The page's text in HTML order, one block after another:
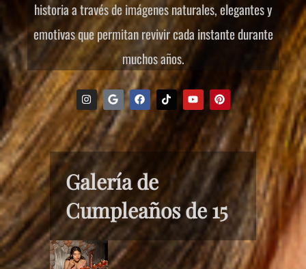
historia a través de imágenes naturales, elegantes y
emotivas que permitan revivir cada instante durante
muchos años.
Galería de
Cumpleaños de 15